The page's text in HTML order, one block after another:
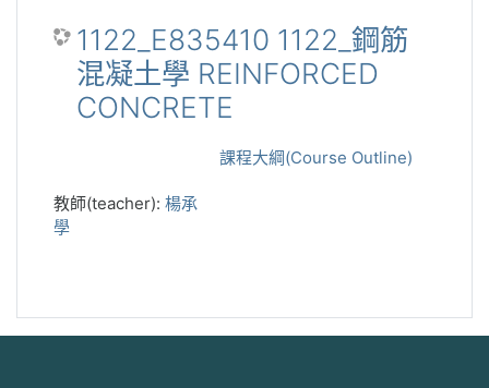
1122_E835410 1122_鋼筋
混凝土學 REINFORCED
CONCRETE
課程大綱(Course Outline)
教師(teacher): 楊承
學